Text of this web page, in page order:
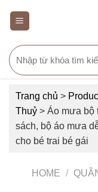
Search
for:
Trang chủ >
Thuỷ > Áo mưa bộ
sách, bộ áo mưa
cho bé trai bé gái
HOME /